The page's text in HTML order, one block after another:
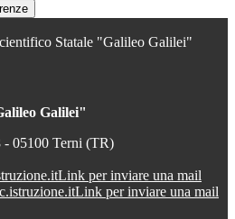
Statale "Galileo Galilei"
Galilei"
05100 Terni (TR)
Link per inviare una mail
Link per inviare una mail